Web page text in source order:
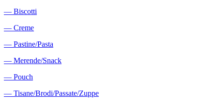
― Biscotti
― Creme
― Pastine/Pasta
― Merende/Snack
― Pouch
― Tisane/Brodi/Passate/Zuppe